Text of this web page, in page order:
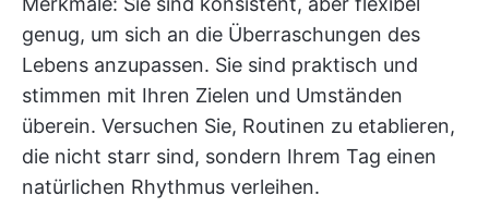
genug, um sich an die Überraschungen des
Lebens anzupassen. Sie sind praktisch und
stimmen mit Ihren Zielen und Umständen
überein. Versuchen Sie, Routinen zu etablieren,
die nicht starr sind, sondern Ihrem Tag einen
natürlichen Rhythmus verleihen.